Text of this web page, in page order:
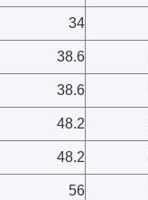
34
38.6
38.6
48.2
48.2
56